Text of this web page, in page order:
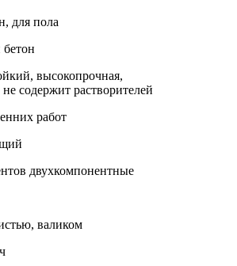
для пола
высокопрочная,
содержит растворителей
работ
двухкомпонентные
валиком